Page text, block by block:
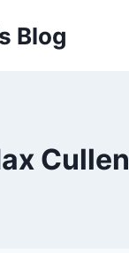
Blog
Cullen